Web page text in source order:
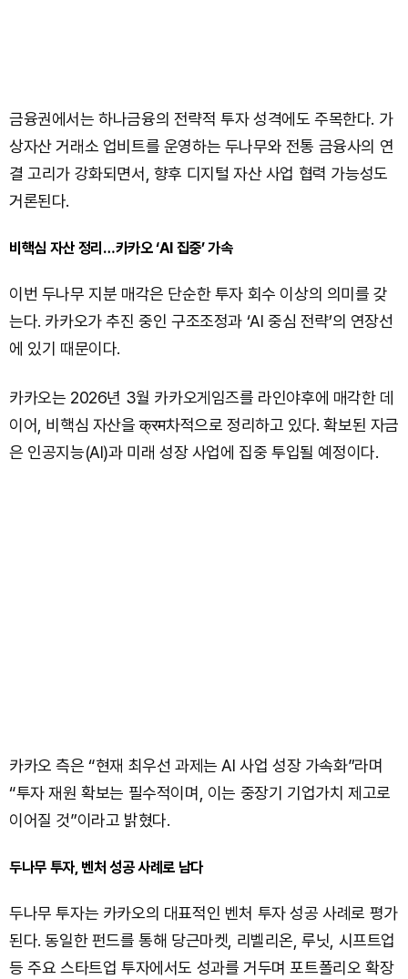
금융권에서는 하나금융의 전략적 투자 성격에도 주목한다. 가
상자산 거래소 업비트를 운영하는 두나무와 전통 금융사의 연
결 고리가 강화되면서, 향후 디지털 자산 사업 협력 가능성도
거론된다.
비핵심 자산 정리…카카오 ‘AI 집중’ 가속
이번 두나무 지분 매각은 단순한 투자 회수 이상의 의미를 갖
는다. 카카오가 추진 중인 구조조정과 ‘AI 중심 전략’의 연장선
에 있기 때문이다.
카카오는 2026년 3월 카카오게임즈를 라인야후에 매각한 데
이어, 비핵심 자산을 क्रम차적으로 정리하고 있다. 확보된 자금
은 인공지능(AI)과 미래 성장 사업에 집중 투입될 예정이다.
카카오 측은 “현재 최우선 과제는 AI 사업 성장 가속화”라며
“투자 재원 확보는 필수적이며, 이는 중장기 기업가치 제고로
이어질 것”이라고 밝혔다.
두나무 투자, 벤처 성공 사례로 남다
두나무 투자는 카카오의 대표적인 벤처 투자 성공 사례로 평가
된다. 동일한 펀드를 통해 당근마켓, 리벨리온, 루닛, 시프트업
등 주요 스타트업 투자에서도 성과를 거두며 포트폴리오 확장